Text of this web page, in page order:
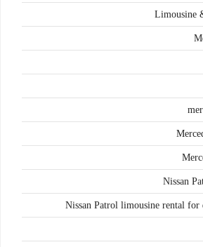
Limousine
Nissan
Nissan Patrol limousine rental